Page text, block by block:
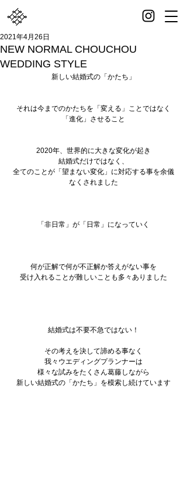
NEW NORMAL CHOUCHOU
WEDDING STYLE
2021年4月26日
新しい結婚式の「かたち」
それは今までのかたちを「変える」ことではなく
「進化」させること
2020年、世界的に大きな変化が起き
結婚式だけではなく、
全てのことが「望まない変化」に対応する事を余儀
なくされました
「非日常」が「日常」になっていく
何が正解で何が不正解か答えがない事を
受け入れることが難しいことも多々ありました
結婚式は不要不急ではない！
その考えを決して諦める事なく
我々ウエディングプランナーは
様々な試みをたくさん葛藤しながら
新しい結婚式の「かたち」を模索し続けています